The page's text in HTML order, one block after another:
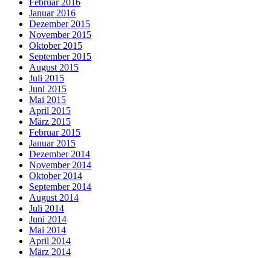
Februar 2016
Januar 2016
Dezember 2015
November 2015
Oktober 2015
September 2015
August 2015
Juli 2015
Juni 2015
Mai 2015
April 2015
März 2015
Februar 2015
Januar 2015
Dezember 2014
November 2014
Oktober 2014
September 2014
August 2014
Juli 2014
Juni 2014
Mai 2014
April 2014
März 2014